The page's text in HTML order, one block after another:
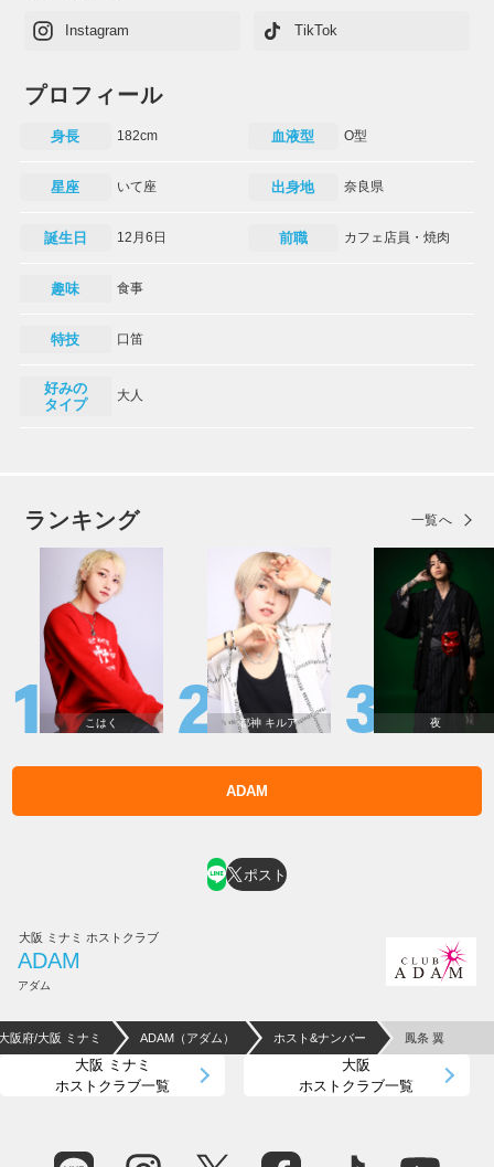
Instagram TikTok
プロフィール
身長 182cm 血液型 O型
星座 いて座 出身地 奈良県
誕生日 12月6日 前職 カフェ店員・焼肉
趣味 食事
特技 口笛
好みの
タイプ
大人
ランキング 一覧へ
こはく 都神 キルア 夜
ADAM
ポスト
大阪 ミナミ ホストクラブ
ADAM
アダム
阪府/大阪 ミナミ ADAM（アダム） ホスト&ナンバー 鳳条 翼
大阪 ミナミ
ホストクラブ一覧
大阪
ホストクラブ一覧